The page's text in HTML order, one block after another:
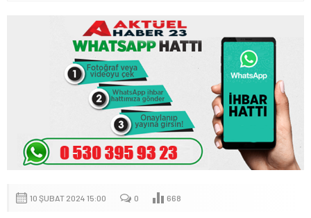
10 ŞUBAT 2024 15:00 0 668